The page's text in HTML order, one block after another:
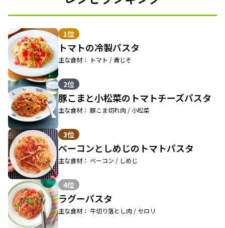
1位
トマトの冷製パスタ
主な食材： トマト / 青じそ
2位
豚こまと小松菜のトマトチーズパスタ
主な食材： 豚こま切れ肉 / 小松菜
3位
ベーコンとしめじのトマトパスタ
主な食材： ベーコン / しめじ
4位
ラグーパスタ
主な食材： 牛切り落とし肉 / セロリ